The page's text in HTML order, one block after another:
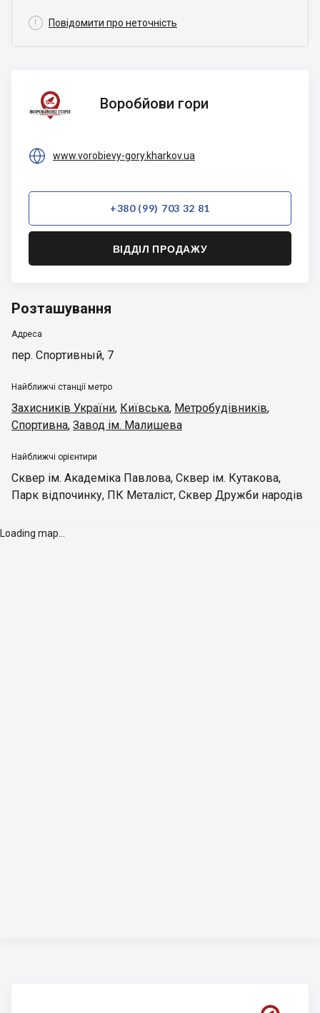
 Повідомити про неточність
Воробйови
гори
Воробйови гори
 www.vorobievy-gory.kharkov.ua
+380 (99) 703 32 81
ВІДДІЛ ПРОДАЖУ
Розташування
Адреса
пер. Спортивный, 7
Найближчі станції метро
Захисників України, Київська, Метробудівників,
Спортивна, Завод ім. Малишева
Найближчі орієнтири
Сквер ім. Академіка Павлова, Сквер ім. Кутакова,
Парк відпочинку, ПК Металіст, Сквер Дружби народів
Loading map...